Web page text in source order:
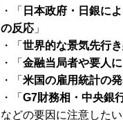
・「 日本政府・日銀に
の反応 」
・「 世界的な景気先行
・「 金融当局者や要人
・「 米国の雇用統計の
・「 G7財務相・中央銀
などの要因に注意したい